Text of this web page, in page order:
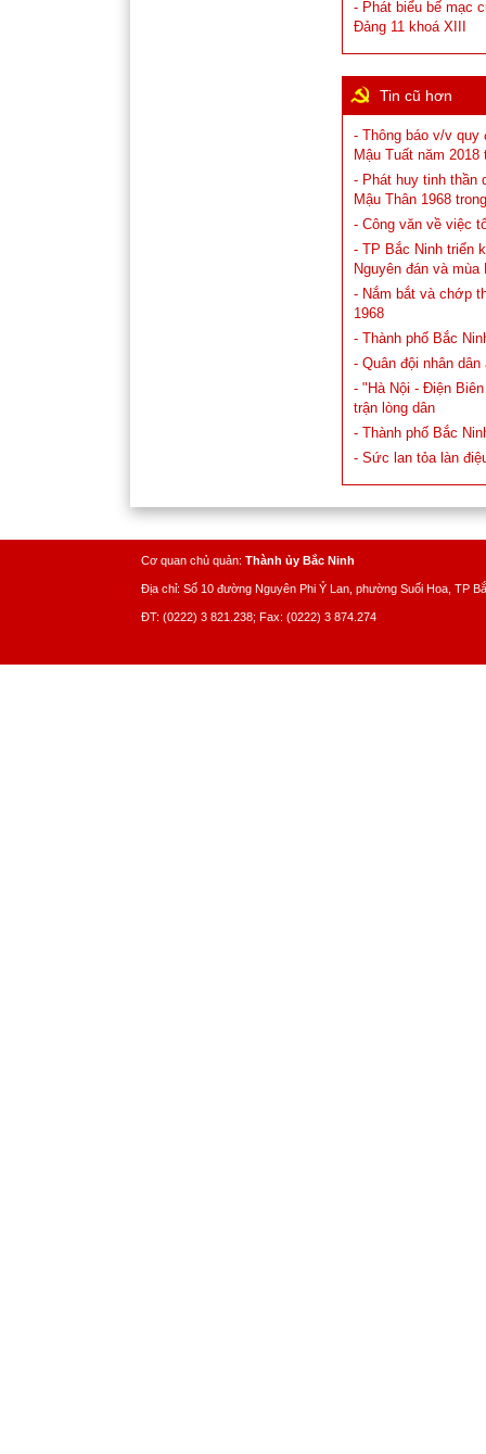
- Phát biểu bế mạc
Đảng 11 khoá XIII
Tin cũ hơn
- Thông báo v/v quy
Mậu Tuất năm 2018
- Phát huy tinh thần
Mậu Thân 1968
- Công văn về việc
- TP Bắc Ninh triển
Nguyên đán và mùa
- Nắm bắt và chớp
1968
- Thành phố Bắc
- Quân đội nhân
- "Hà Nội - Điện
trận lòng dân
- Thành phố Bắc
- Sức lan tỏa làn
Cơ quan chủ quản: Thành ủy Bắc Ninh
Địa chỉ: Số 10 đường Nguyên Phi Ỷ Lan, phường Suối Hoa, TP
ĐT: (0222) 3 821.238; Fax: (0222) 3 874.274